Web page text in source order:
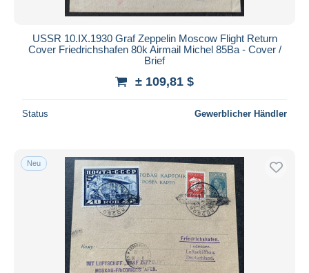
USSR 10.IX.1930 Graf Zeppelin Moscow Flight Return
Cover Friedrichshafen 80k Airmail Michel 85Ba - Cover /
Brief
± 109,81 $
Status Gewerblicher Händler
Neu